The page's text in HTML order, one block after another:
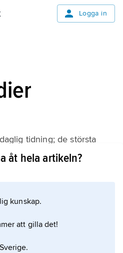
Logga in
tidning; de största
(grundad 1909)
artikeln
åt hela artikeln?
kunskap.
att gilla det!